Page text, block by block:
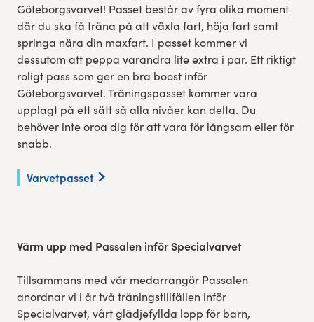
Göteborgsvarvet! Passet består av fyra olika moment
där du ska få träna på att växla fart, höja fart samt
springa nära din maxfart. I passet kommer vi
dessutom att peppa varandra lite extra i par. Ett riktigt
roligt pass som ger en bra boost inför
Göteborgsvarvet. Träningspasset kommer vara
upplagt på ett sätt så alla nivåer kan delta. Du
behöver inte oroa dig för att vara för långsam eller för
snabb.
Varvetpasset
Värm upp med Passalen inför Specialvarvet
Tillsammans med vår medarrangör Passalen
anordnar vi i år två träningstillfällen inför
Specialvarvet, vårt glädjefyllda lopp för barn,